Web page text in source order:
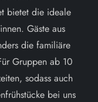
bietet die ideale
Gäste aus
die familiäre
Gruppen ab 10
sodass auch
bei uns